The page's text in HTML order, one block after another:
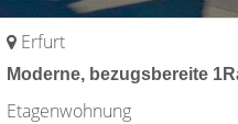
Erfurt
Moderne, bezugsbereite
Etagenwohnung